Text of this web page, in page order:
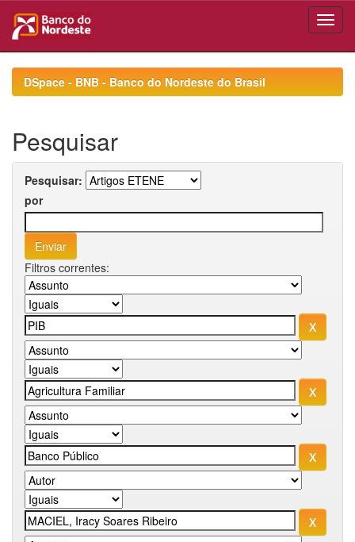
navigationDSpace - BNB - Banco do Nordeste do Brasil
Pesquisar
Pesquisar:
por
Filtros correntes: